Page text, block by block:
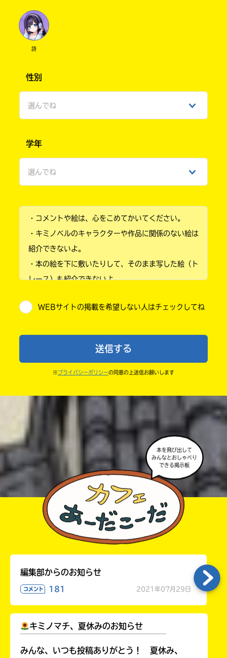
詩
性別
選んでね
ひみつ
学年
選んでね
小学2年
小学4年
小学6年
中学1年
・コメントや絵は、心をこめてかいてください。
・キミノベルのキャラクターや作品に関係のない絵は
紹介できないよ。
・本の絵を下に敷いたりして、そのまま写した絵（ト
レース）も紹介できないよ。
・送ってからすぐには紹介されないので、待ってて
ならないよう気をつけてね。
・キャンペーン開催中は、投稿した後の画面にバナー
・ポプラ社の宣伝物で紹介させてもらうことがある
・かき終えたら、人を傷つけていたり、個人情報をか
きこんでいたり、字がまちがっていたりしないか、読
みなおしてみてね。
WEBサイトの掲載を希望しない人はチェックしてね
送信する
※ プライバシーポリシーの同意の上送信お願いします
本を飛び出して
みんなとおしゃべり
できる掲示板
編集部からのお知らせ
コメント 181 2021年07月29日
キミノマチ、夏休みのお知らせ
みんな、いつも投稿ありがとう！ 夏休み、